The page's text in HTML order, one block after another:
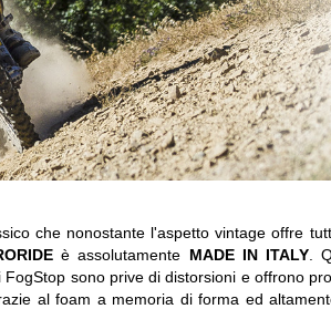
che nonostante l'aspetto vintage offre
è assolutamente MADE IN ITALY .
sono prive di distorsioni e offrono
al foam a memoria di forma ed